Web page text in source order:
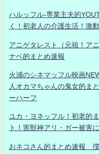
ハルッフル-専業主夫的
く！初老人の介護生活！激
アニゲタレスト（元祖！ア
ナベ的まとめ速報
火浦のシネマッフル映画
人オカマちゃんの鬼女的ま
ーハーフ
ユカ・ヨネッフル！初老的
ト！害獣神アリ・ガー被害
おネコさん的まとめ速報